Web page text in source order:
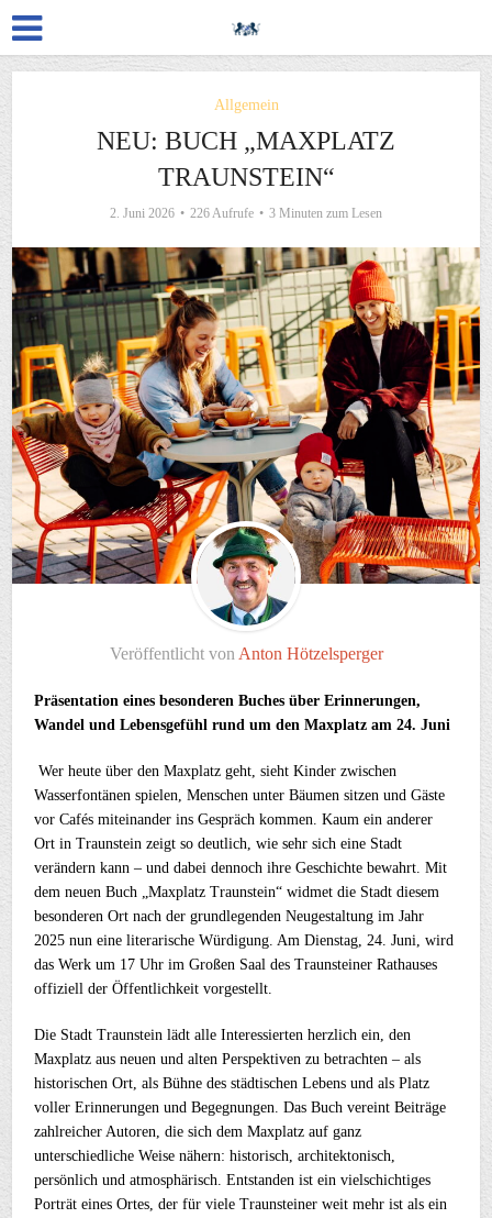
Allgemein
NEU: BUCH „MAXPLATZ
TRAUNSTEIN“
2. Juni 2026 226 Aufrufe 3 Minuten zum Lesen
Veröffentlicht von Anton Hötzelsperger
Präsentation eines besonderen Buches über Erinnerungen,
Wandel und Lebensgefühl rund um den Maxplatz am 24. Juni
Wer heute über den Maxplatz geht, sieht Kinder zwischen
Wasserfontänen spielen, Menschen unter Bäumen sitzen und Gäste
vor Cafés miteinander ins Gespräch kommen. Kaum ein anderer
Ort in Traunstein zeigt so deutlich, wie sehr sich eine Stadt
verändern kann – und dabei dennoch ihre Geschichte bewahrt. Mit
dem neuen Buch „Maxplatz Traunstein“ widmet die Stadt diesem
besonderen Ort nach der grundlegenden Neugestaltung im Jahr
2025 nun eine literarische Würdigung. Am Dienstag, 24. Juni, wird
das Werk um 17 Uhr im Großen Saal des Traunsteiner Rathauses
offiziell der Öffentlichkeit vorgestellt.
Die Stadt Traunstein lädt alle Interessierten herzlich ein, den
Maxplatz aus neuen und alten Perspektiven zu betrachten – als
historischen Ort, als Bühne des städtischen Lebens und als Platz
voller Erinnerungen und Begegnungen. Das Buch vereint Beiträge
zahlreicher Autoren, die sich dem Maxplatz auf ganz
unterschiedliche Weise nähern: historisch, architektonisch,
persönlich und atmosphärisch. Entstanden ist ein vielschichtiges
Porträt eines Ortes, der für viele Traunsteiner weit mehr ist als ein